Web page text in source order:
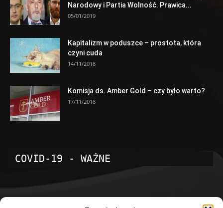
Narodowy i Partia Wolność. Prawica...
05/01/2019
Kapitalizm w poduszce – prostota, która
czyni cuda
14/11/2018
Komisja ds. Amber Gold – czy było warto?
17/11/2018
COVID-19 - WAŻNE